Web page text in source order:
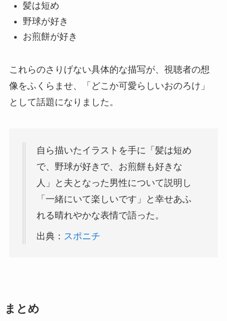
髪は短め
野球が好き
お煎餅が好き
これらのさりげない具体的な描写が、視聴者の想
像をふくらませ、「どこか可愛らしいおのろけ」
として話題になりました。
自ら描いたイラストを手に「髪は短め
で、野球が好きで、お煎餅も好きな
人」と夫となった男性について説明し
「一緒にいて楽しいです」と幸せあふ
れる晴れやかな表情で語った。
出典： スポニチ
まとめ